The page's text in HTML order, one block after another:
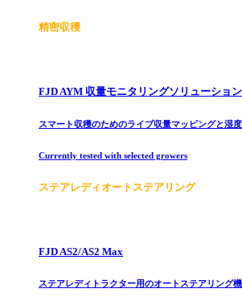
精密収穫
FJD AYM 収量モニタリングソリューション
スマート収穫のためのライブ収量マッピングと湿
Currently tested with selected growers
ステアレディオートステアリング
FJD AS2/AS2 Max
ステアレディトラクター用のオートステアリング